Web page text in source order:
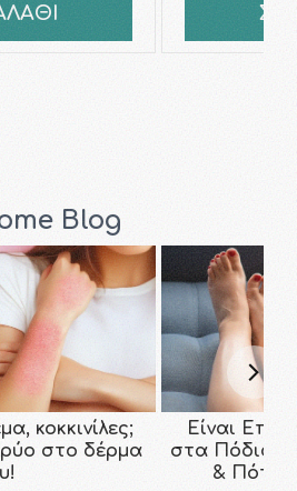
Blog
κοκκινίλες;
στο δέρμα
Είναι
στα Πόδια;
& Πότε